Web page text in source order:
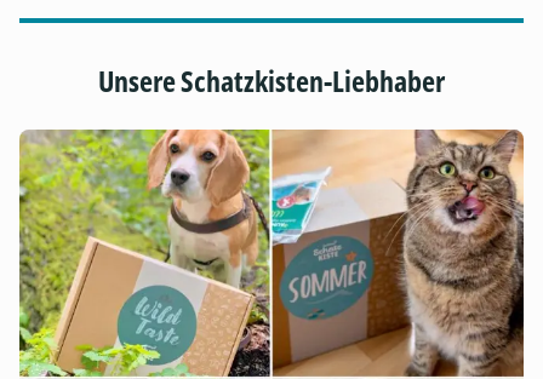
Unsere Schatzkisten-Liebhaber